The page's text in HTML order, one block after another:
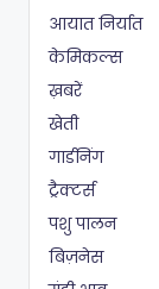
आयात निर्यात
केमिकल्स
ख़बरें
खेती
गार्डनिंग
ट्रैक्टर्स
पशु पालन
बिज़नेस